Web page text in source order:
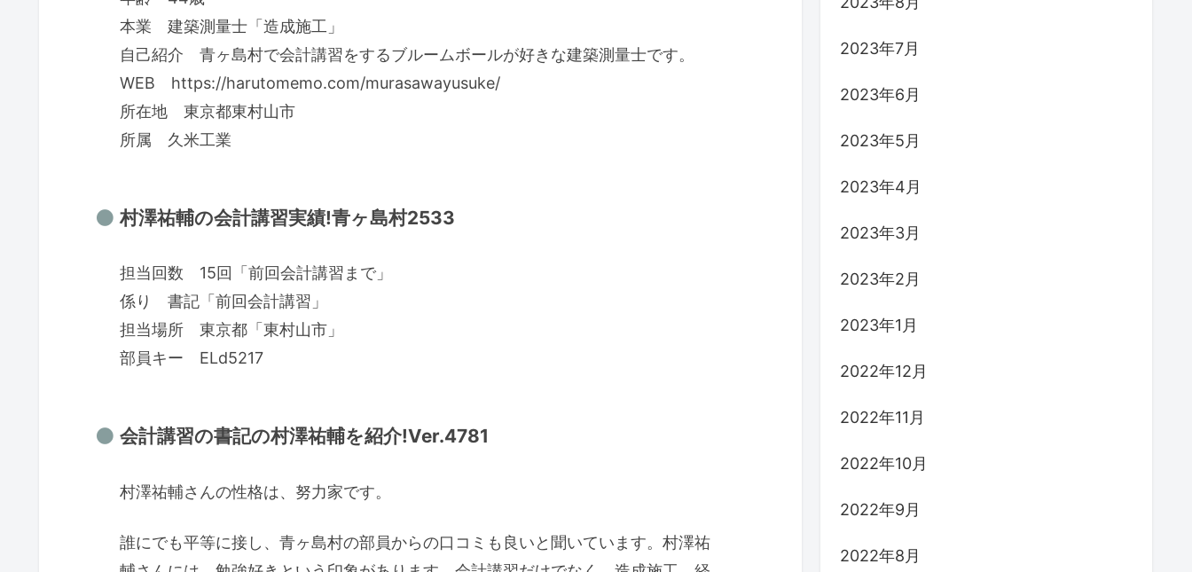
本業 建築測量士「造成施工」
自己紹介 青ヶ島村で会計講習をするブルームボールが好きな建築測量士です。
WEB https://harutomemo.com/murasawayusuke/
所在地 東京都東村山市
所属 久米工業
村澤祐輔の会計講習実績!青ヶ島村2533
担当回数 15回「前回会計講習まで」
係り 書記「前回会計講習」
担当場所 東京都「東村山市」
部員キー ELd5217
会計講習の書記の村澤祐輔を紹介!Ver.4781
村澤祐輔さんの性格は、努力家です。
誰にでも平等に接し、青ヶ島村の部員からの口コミも良いと聞いています。村澤祐
2023年7月
2023年6月
2023年5月
2023年4月
2023年3月
2023年2月
2023年1月
2022年12月
2022年11月
2022年10月
2022年9月
2022年8月